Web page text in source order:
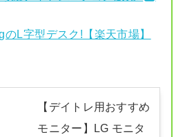
L字型デスク!【楽天市場】
【デイトレ用おすすめ
モニター】LG モニタ